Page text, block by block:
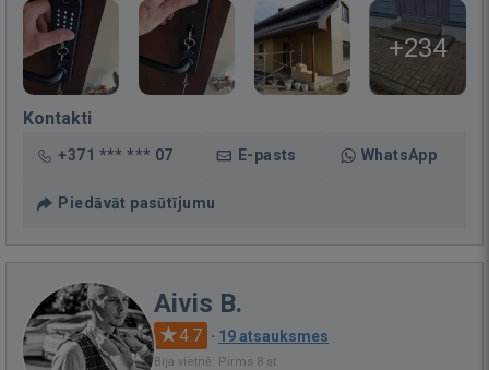
+234
Kontakti
+371 *** *** 07 E-pasts WhatsApp
Piedāvāt pasūtījumu
Aivis B.
4.7 · 19 atsauksmes
Bija vietnē: Pirms 8 st.